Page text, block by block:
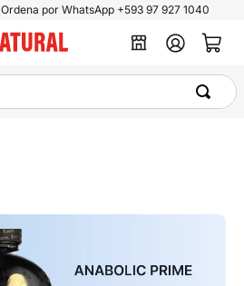
Ordena por WhatsApp +593 97 927 1040